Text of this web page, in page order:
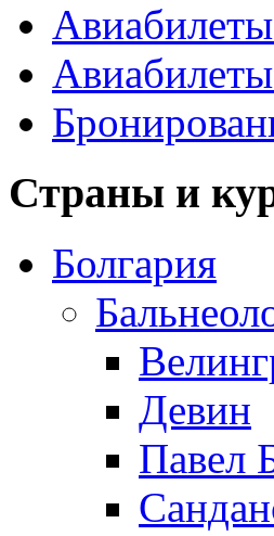
Страны и
Болгария
Девин
Павел